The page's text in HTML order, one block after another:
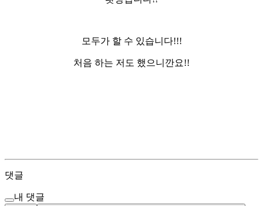
모두가 할 수 있습니다!!!
처음 하는 저도 했으니깐요!!
댓글
내 댓글